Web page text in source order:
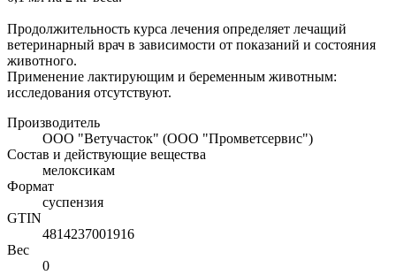
Продолжительность курса лечения определяет лечащий
ветеринарный врач в зависимости от показаний и состояния
животного.
Применение лактирующим и беременным животным:
исследования отсутствуют.
Производитель
ООО "Ветучасток" (ООО "Промветсервис")
Состав и действующие вещества
мелоксикам
Формат
суспензия
GTIN
4814237001916
Вес
0